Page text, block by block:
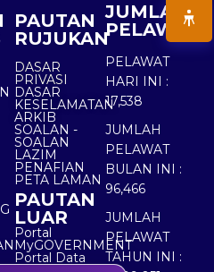
PAUTAN
RUJUKAN
DASAR
PRIVASI
DASAR
KESELAMATAN
ARKIB
SOALAN -
SOALAN
LAZIM
PENAFIAN
PETA LAMAN
PAUTAN
LUAR
Portal
MyGOVERNMENT
Portal Data
JUMLAH
PELAWAT
PELAWAT
HARI INI :
17,538
JUMLAH
PELAWAT
BULAN INI :
96,466
JUMLAH
PELAWAT
TAHUN INI :